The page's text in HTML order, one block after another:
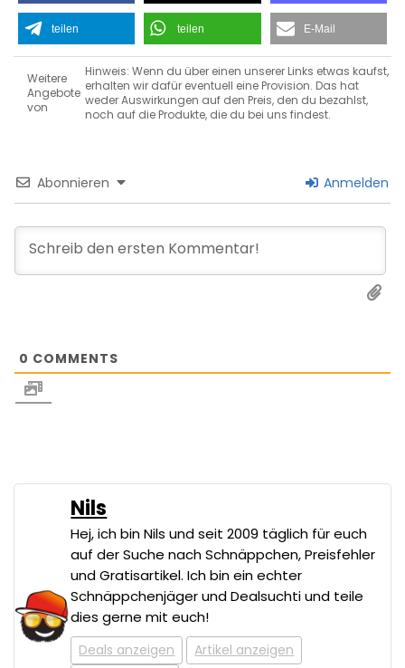
teilen teilen E-Mail
Weitere
Angebote
von
Hinweis: Wenn du über einen unserer Links etwas kaufst,
erhalten wir dafür eventuell eine Provision. Das hat
weder Auswirkungen auf den Preis, den du bezahlst,
noch auf die Produkte, die du bei uns findest.
Abonnieren Anmelden
0 COMMENTS
Nils
Hej, ich bin Nils und seit 2009 täglich für euch
auf der Suche nach Schnäppchen, Preisfehler
und Gratisartikel. Ich bin ein echter
Schnäppchenjäger und Dealsuchti und teile
dies gerne mit euch!
Deals anzeigen
Artikel anzeigen